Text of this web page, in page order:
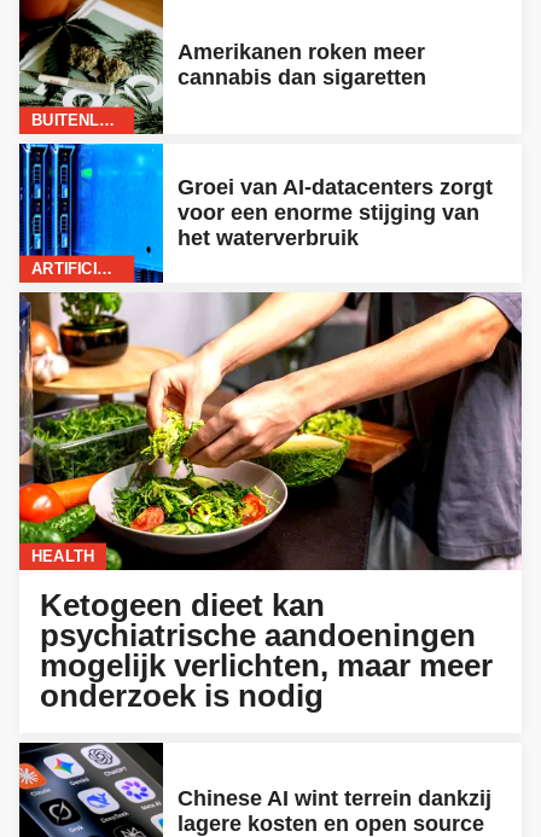
BUITENLAND
Amerikanen roken meer
cannabis dan sigaretten
ARTIFICIËLE INTELLIGENTIE
Groei van AI-datacenters zorgt
voor een enorme stijging van
het waterverbruik
HEALTH
Ketogeen dieet kan
psychiatrische aandoeningen
mogelijk verlichten, maar meer
onderzoek is nodig
Chinese AI wint terrein dankzij
lagere kosten en open source